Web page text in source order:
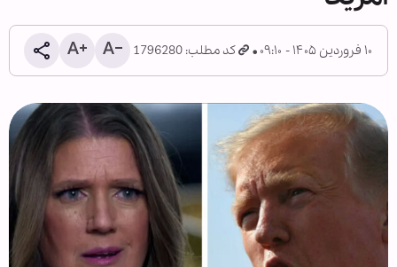
۱۰ فروردین ۱۴۰۵ - ۰۹:۱۰ کد مطلب: 1796280